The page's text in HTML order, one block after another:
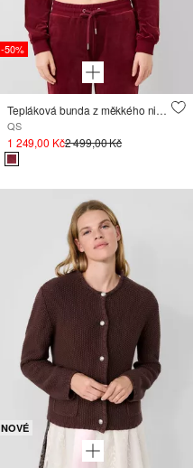
-50%
Tepláková bunda z měkkého nicki s výšivkou loga ; QS x Von Dutch
QS
1 249,00 Kč2 499,00 Kč
NOVÉ